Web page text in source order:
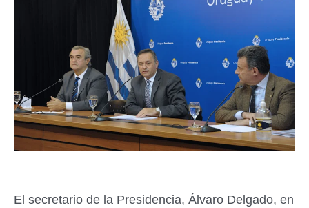
El secretario de la Presidencia, Álvaro Delgado, en